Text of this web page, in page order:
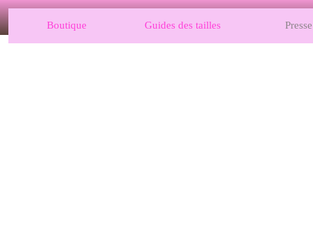
Boutique Guides des tailles Presse